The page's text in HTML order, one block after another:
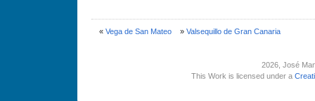
« Vega de San Mateo» Valsequillo de Gran Canaria
2026, José
This Work is licensed under a